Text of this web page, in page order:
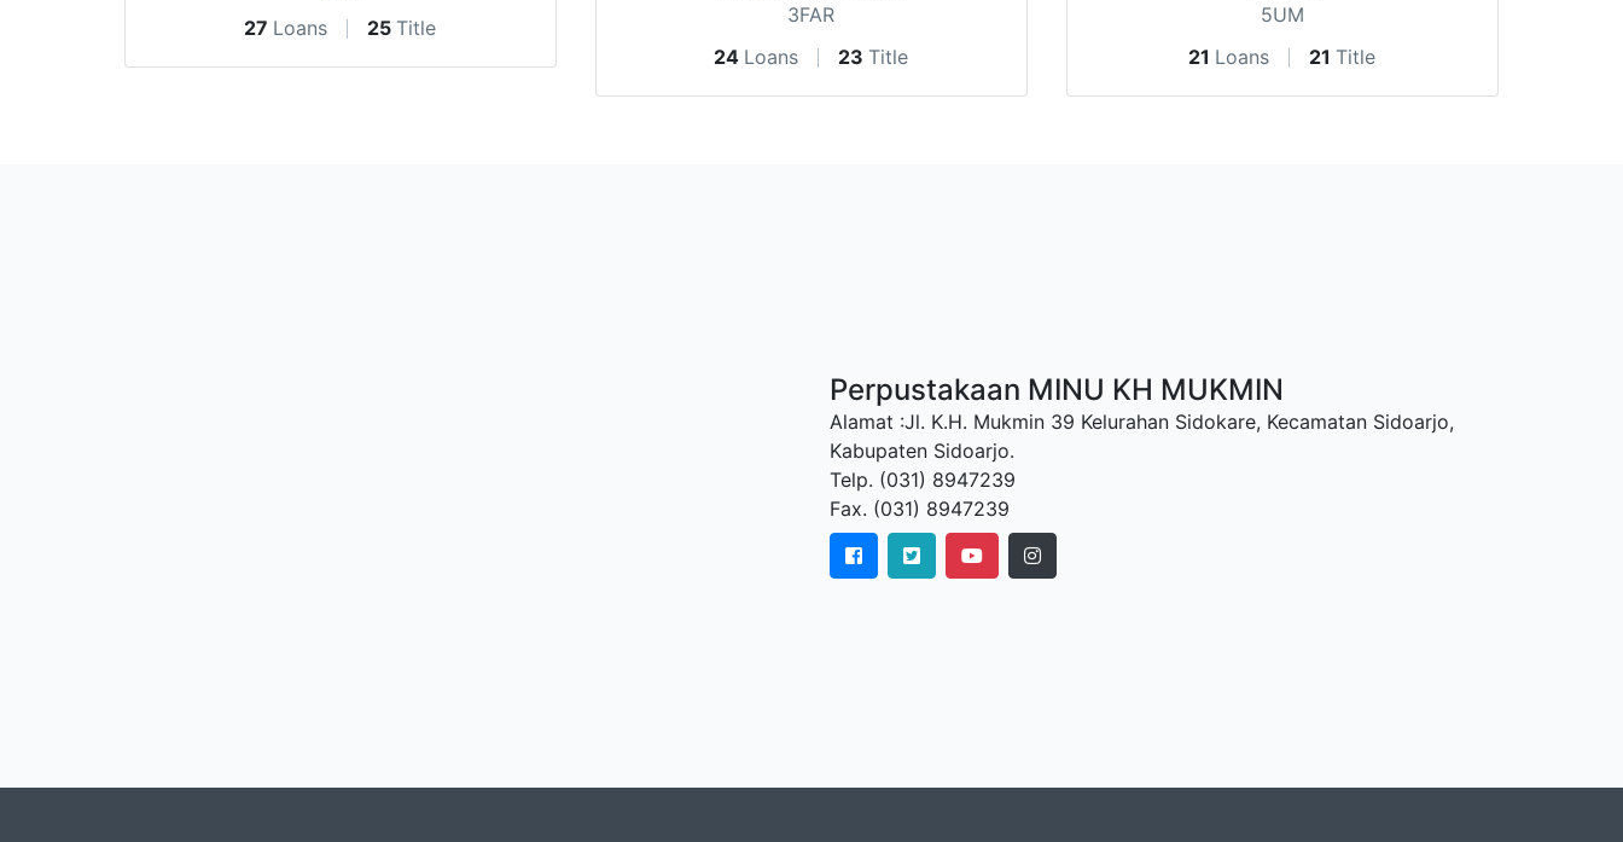
27 Loans 25 Title
3FAR
24 Loans 23 Title
5UM
21 Loans 21 Title
Perpustakaan MINU KH MUKMIN
Alamat :Jl. K.H. Mukmin 39 Kelurahan Sidokare, Kecamatan Sidoarjo,
Kabupaten Sidoarjo.
Telp. (031) 8947239
Fax. (031) 8947239